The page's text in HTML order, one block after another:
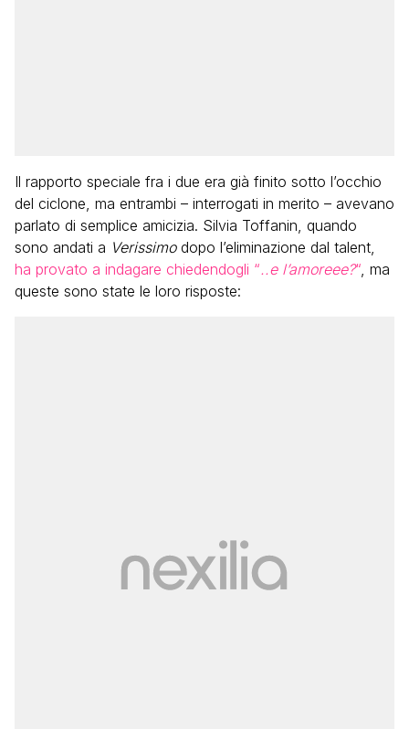
Il rapporto speciale fra i due era già finito sotto l’occhio
del ciclone, ma entrambi – interrogati in merito – avevano
parlato di semplice amicizia. Silvia Toffanin, quando
sono andati a Verissimodopo l’eliminazione dal talent,
ha provato a indagare chiedendogli “..e l’amoreee?“ , ma
queste sono state le loro risposte: